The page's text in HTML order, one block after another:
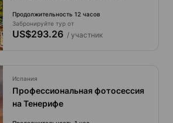
Продолжительность 12 часов
Забронируйте тур от
US$293.26/ участник
Испания
Профессиональная фотосессия
на Тенерифе